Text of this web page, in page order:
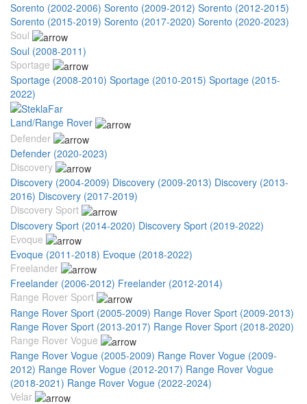
Sorento (2002-2006) Sorento (2009-2012) Sorento (2012-2015)
Sorento (2015-2019) Sorento (2017-2020) Sorento (2020-2023)
Soul
Soul (2008-2011)
Sportage
Sportage (2008-2010) Sportage (2010-2015) Sportage (2015-
2022)
Land/Range Rover
Defender
Defender (2020-2023)
Discovery
Discovery (2004-2009) Discovery (2009-2013) Discovery (2013-
2016) Discovery (2017-2019)
Discovery Sport
Discovery Sport (2014-2020) Discovery Sport (2019-2022)
Evoque
Evoque (2011-2018) Evoque (2018-2022)
Freelander
Freelander (2006-2012) Freelander (2012-2014)
Range Rover Sport
Range Rover Sport (2005-2009) Range Rover Sport (2009-2013)
Range Rover Sport (2013-2017) Range Rover Sport (2018-2020)
Range Rover Vogue
Range Rover Vogue (2005-2009) Range Rover Vogue (2009-
2012) Range Rover Vogue (2012-2017) Range Rover Vogue
(2018-2021) Range Rover Vogue (2022-2024)
Velar